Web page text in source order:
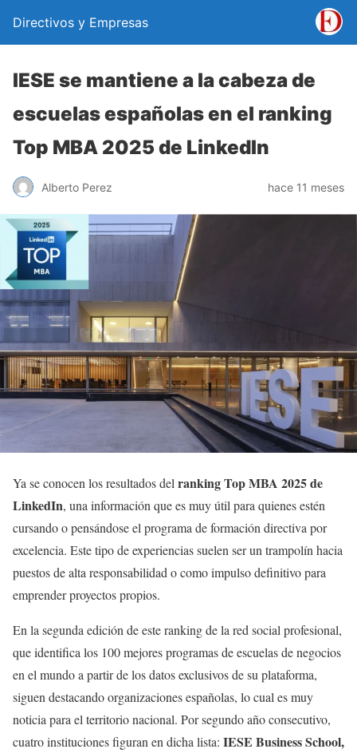
Directivos y Empresas
IESE se mantiene a la cabeza de
escuelas españolas en el ranking
Top MBA 2025 de LinkedIn
Alberto Perez hace 11 meses
Ya se conocen los resultados del ranking Top MBA 2025 de
LinkedIn, una información que es muy útil para quienes estén
cursando o pensándose el programa de formación directiva por
excelencia. Este tipo de experiencias suelen ser un trampolín hacia
puestos de alta responsabilidad o como impulso definitivo para
emprender proyectos propios.
En la segunda edición de este ranking de la red social profesional,
que identifica los 100 mejores programas de escuelas de negocios
en el mundo a partir de los datos exclusivos de su plataforma,
siguen destacando organizaciones españolas, lo cual es muy
noticia para el territorio nacional. Por segundo año consecutivo,
cuatro instituciones figuran en dicha lista: IESE Business School,